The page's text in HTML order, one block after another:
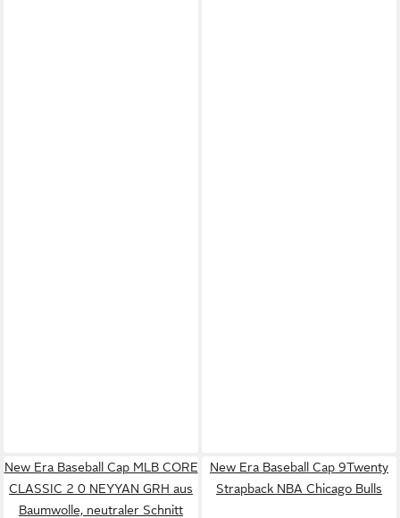
New Era Baseball Cap MLB CORE
CLASSIC 2 0 NEYYAN GRH aus
Baumwolle, neutraler Schnitt
New Era Baseball Cap 9Twenty
Strapback NBA Chicago Bulls